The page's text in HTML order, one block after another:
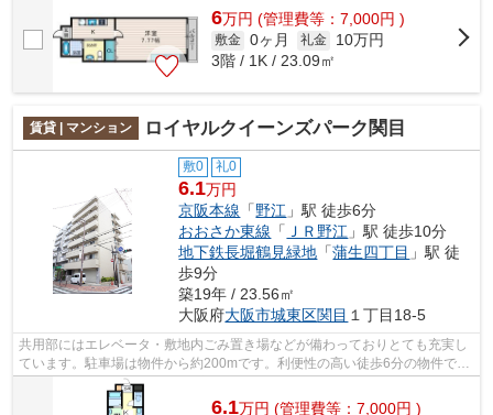
6万円 (管理費等：7,000円 )
敷金 0ヶ月 礼金
10万円
3階 / 1K / 23.09㎡
賃貸 | マンション ロイヤルクイーンズパーク関目
敷0 礼0
6.1万円
京阪本線 「野江 」駅 徒歩6分
おおさか東線 「 ＪＲ野江 」駅 徒歩10分
地下鉄長堀鶴見緑地 「蒲生四丁目 」駅 徒
歩9分
築19年 / 23.56㎡
大阪府大阪市城東区関目 １丁目18-5
共用部にはエレベータ・敷地内ごみ置き場などが備わっておりとても充実し
ています。駐車場は物件から約200mです。利便性の高い徒歩6分の物件で
す。こちらはマンションタイプになります...
6.1万円 (管理費等：7,000円 )